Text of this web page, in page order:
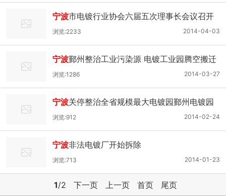
宁波市电镀行业协会六届五次理事长会议召开
2014-04-03
浏览:2233
宁波鄞州整治工业污染源 电镀工业园腾空搬迁
2014-03-27
浏览:1286
宁波关停整治全省规模最大电镀园鄞州电镀园
2014-02-24
浏览:912
宁波非法电镀厂开始拆除
2014-01-23
浏览:713
1/2 下一页 上一页 首页 尾页